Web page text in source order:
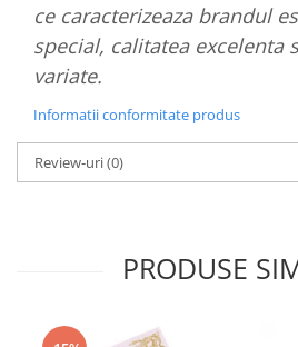
ce caracterizeaza brandul
special, calitatea excelenta
variate.
Informatii conformitate produs
Review-uri(0)
PRODUSE